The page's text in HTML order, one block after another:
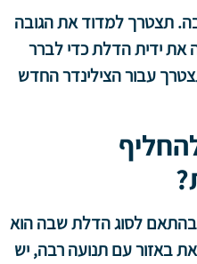
תצטרך למדוד את הגובה
ידית הדלת כדי לברר
עבור הצילינדר החדש
בהתאם לסוג הדלת שבה הוא
באזור עם תנועה רבה, יש